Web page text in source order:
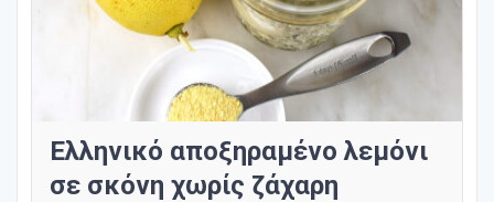
Ελληνικό αποξηραμένο λεμόνι
σε σκόνη χωρίς ζάχαρη